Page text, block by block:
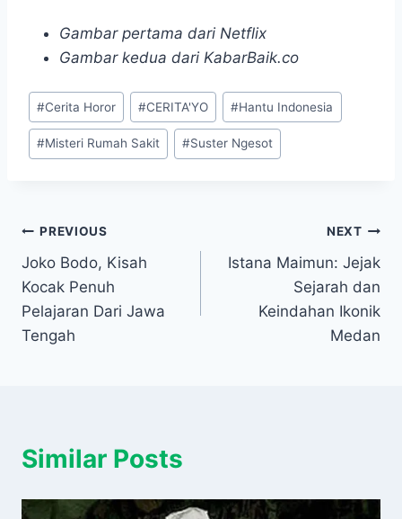
Gambar pertama dari Netflix
Gambar kedua dari KabarBaik.co
Post
Tags:
#Cerita Horor #CERITA'YO #Hantu Indonesia
#Misteri Rumah Sakit #Suster Ngesot
Navigasi
pos
PREVIOUS
Joko Bodo, Kisah
Kocak Penuh
Pelajaran Dari Jawa
Tengah
NEXT
Istana Maimun: Jejak
Sejarah dan
Keindahan Ikonik
Medan
Similar Posts